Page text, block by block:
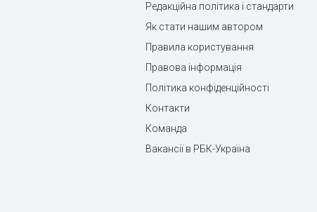
Редакційна політика і стандарти
Як стати нашим автором
Правила користування
Правова інформація
Політика конфіденційності
Контакти
Команда
Вакансії в РБК-Україна